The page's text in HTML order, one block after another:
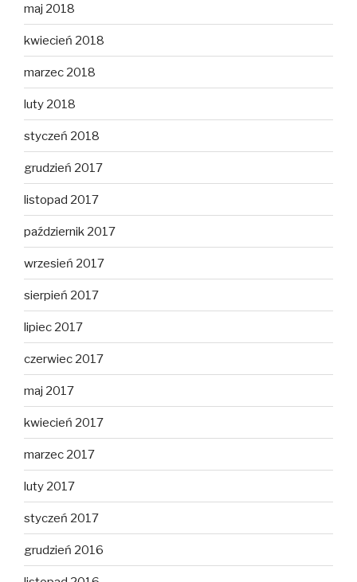
maj 2018
kwiecień 2018
marzec 2018
luty 2018
styczeń 2018
grudzień 2017
listopad 2017
październik 2017
wrzesień 2017
sierpień 2017
lipiec 2017
czerwiec 2017
maj 2017
kwiecień 2017
marzec 2017
luty 2017
styczeń 2017
grudzień 2016